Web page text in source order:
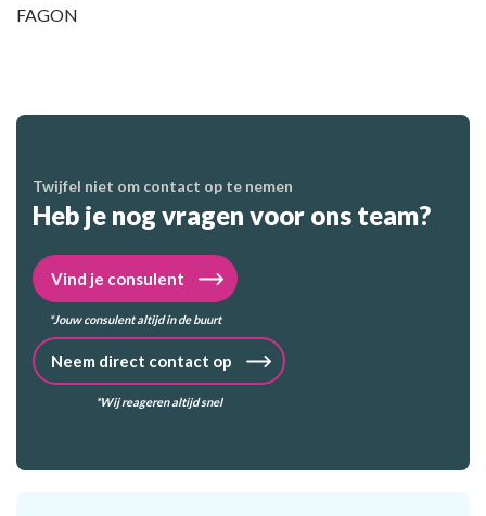
FAGON
Twijfel niet om contact op te nemen
Heb je nog vragen voor ons team?
Vind je consulent
*Jouw consulent altijd in de buurt
Neem direct contact op
*Wij reageren altijd snel